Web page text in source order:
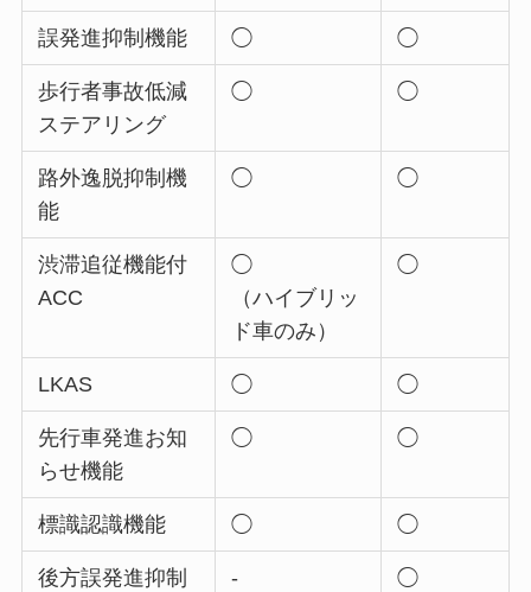
誤発進抑制機能 ◯ ◯
歩行者事故低減
ステアリング
◯ ◯
路外逸脱抑制機
能
◯ ◯
渋滞追従機能付
ACC
◯
（ハイブリッ
ド車のみ）
◯
LKAS ◯ ◯
先行車発進お知
らせ機能
◯ ◯
標識認識機能 ◯ ◯
後方誤発進抑制
- ◯